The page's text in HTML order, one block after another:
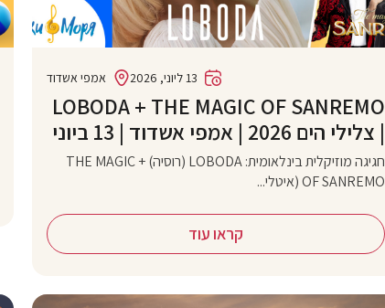
אמפי אשדוד 13 ליוני, 2026
‏LOBODA + THE MAGIC OF SANREMO
| צלילי הים 2026 | אמפי אשדוד | 13 ביוני
חגיגה מוזיקלית בינלאומית: LOBODA (רוסיה) + THE MAGIC
OF SANREMO (איטלי...
קראו עוד